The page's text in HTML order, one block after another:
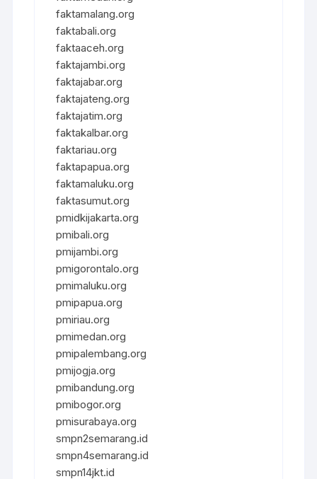
faktamalang.org
faktabali.org
faktaaceh.org
faktajambi.org
faktajabar.org
faktajateng.org
faktajatim.org
faktakalbar.org
faktariau.org
faktapapua.org
faktamaluku.org
faktasumut.org
pmidkijakarta.org
pmibali.org
pmijambi.org
pmigorontalo.org
pmimaluku.org
pmipapua.org
pmiriau.org
pmimedan.org
pmipalembang.org
pmijogja.org
pmibandung.org
pmibogor.org
pmisurabaya.org
smpn2semarang.id
smpn4semarang.id
smpn14jkt.id